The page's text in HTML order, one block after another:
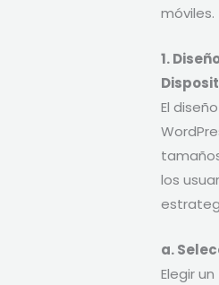
móviles.
1.
El
los
a.
Elegir